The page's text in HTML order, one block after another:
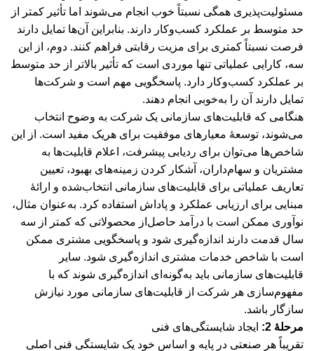
مسئولیت‌پذیری همگی نسبتاً خوب انجام می‌شوند اما تأثیر کمتر از
حد متوسط بر عملکرد کسب‌وکار دارند. بنابراین آن‌ها تمایل دارند
فرصت نسبتاً کمتری برای مزیت رقابتی فراهم کنند. دوم، از این
سه، کارایی عملیاتی تنها موردی است که تأثیر بالاتر از حد متوسط
بر عملکرد کسب‌وکار دارد. پاسخگویی مهم است و شرکت‌ها
تمایل دارند آن را به‌خوبی انجام دهند.
هنگامی که قابلیت‌های سازمانی یک شرکت به وضوح انتخاب
می‌شوند، توسعۀ معیارهای موفقیت برای هریک مفید است. از این
شاخص‌ها می‌توان برای ردیابی پیشرفت، اعلام قابلیت‌ها به
مشتریان و سهام‌داران، آشکار کردن زمینه‌های بهبود، تعیین
تعاریف عملیاتی برای قابلیت‌های سازمانی انتخاب‌شده و ارائۀ
مبنایی برای ارزیابی عملکرد و پاداش استفاده کرد. به‌عنوان مثال،
نوآوری ممکن است با درآمد حاصل‌از محصولاتی که کمتر از سه
سال قدمت دارند اندازه‌گیری شود و پاسخگویی مشتری ممکن
است با شاخص خدمات مشتری اندازه‌گیری شود. سایر
قابلیت‌های سازمانی باید به‌گونه‌ای اندازه‌گیری شوند که با
مفهوم‌سازی هر شرکت از قابلیت‌های سازمانی مورد نیازش
سازگار باشد.
مرحلۀ 2:
ایجاد شایستگی‌های فنی
تقریباً هر صنعتی در پایه و اساس خود یک شایستگی فنی اصلی